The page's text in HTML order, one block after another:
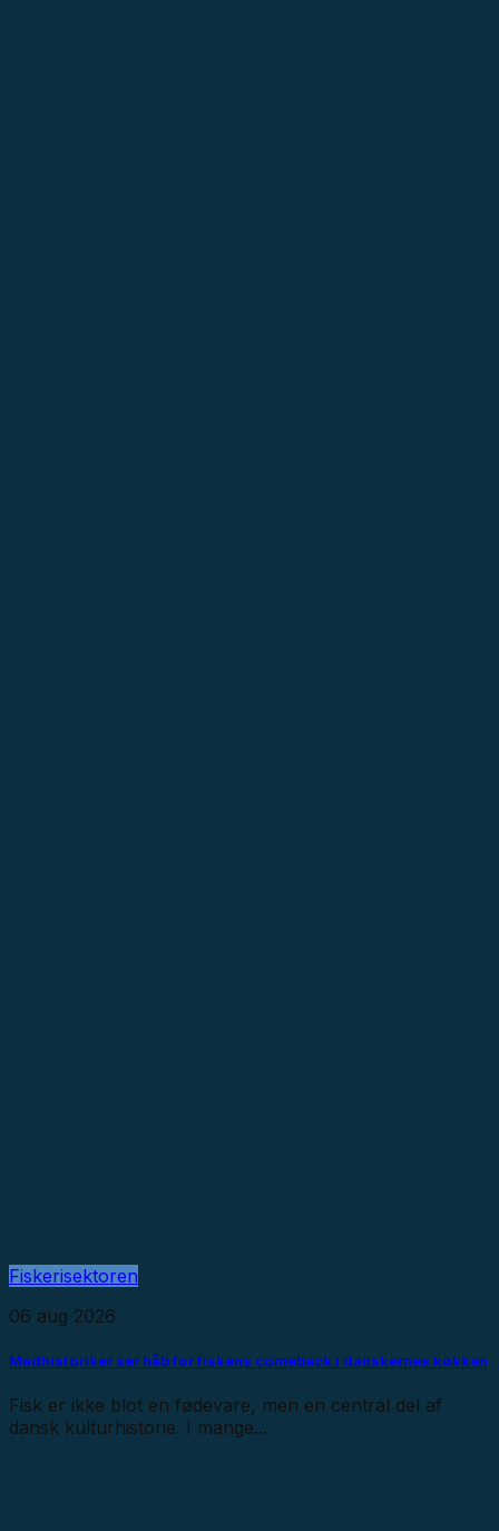
Fiskerisektoren
06 aug 2026
Madhistoriker ser håb for fiskens comeback i danskernes køkken
Fisk er ikke blot en fødevare, men en central del af
dansk kulturhistorie. I mange...